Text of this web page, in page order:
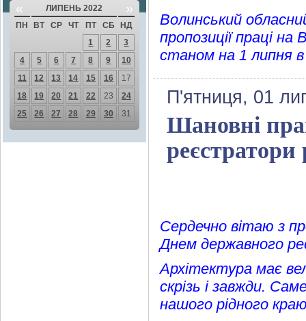
« ЛИПЕНЬ 2022 »
ПН ВТ СР ЧТ ПТ СБ
НД
1
2
3
4
5 6 7 8 9
10
11
12 13 14 15 16
17
18
19 20 21 22 23
24
25
26 27 28 29 30 31
Волинський
пропозиції праці
станом на 1 липня в
П'ятниця, 01
Шановні
Сердечно вітаю з
Днем державного
Архітектура має
скрізь і завжди.
нашого рідного